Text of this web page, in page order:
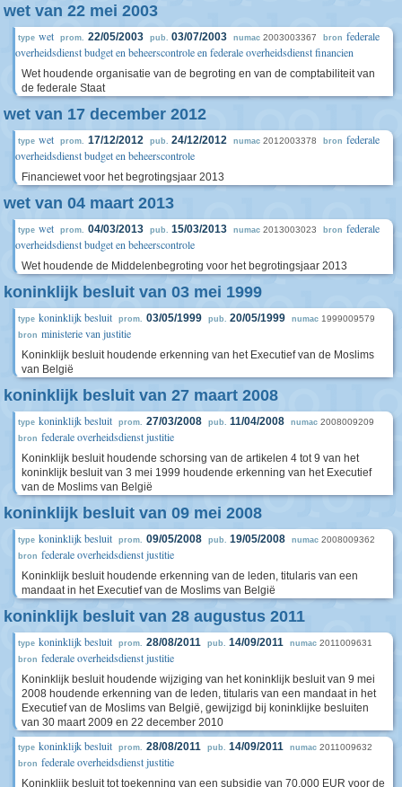
wet van 22 mei 2003
type wet prom. 22/05/2003 pub. 03/07/2003 numac 2003003367 bron federale
overheidsdienst budget en beheerscontrole en federale overheidsdienst financien
Wet houdende organisatie van de begroting en van de comptabiliteit van
de federale Staat
wet van 17 december 2012
type wet prom. 17/12/2012 pub. 24/12/2012 numac 2012003378 bron federale
overheidsdienst budget en beheerscontrole
Financiewet voor het begrotingsjaar 2013
wet van 04 maart 2013
type wet prom. 04/03/2013 pub. 15/03/2013 numac 2013003023 bron federale
overheidsdienst budget en beheerscontrole
Wet houdende de Middelenbegroting voor het begrotingsjaar 2013
koninklijk besluit van 03 mei 1999
type koninklijk besluit prom. 03/05/1999 pub. 20/05/1999 numac 1999009579
bron ministerie van justitie
Koninklijk besluit houdende erkenning van het Executief van de Moslims
van België
koninklijk besluit van 27 maart 2008
type koninklijk besluit prom. 27/03/2008 pub. 11/04/2008 numac 2008009209
bron federale overheidsdienst justitie
Koninklijk besluit houdende schorsing van de artikelen 4 tot 9 van het
koninklijk besluit van 3 mei 1999 houdende erkenning van het Executief
van de Moslims van België
koninklijk besluit van 09 mei 2008
type koninklijk besluit prom. 09/05/2008 pub. 19/05/2008 numac 2008009362
bron federale overheidsdienst justitie
Koninklijk besluit houdende erkenning van de leden, titularis van een
mandaat in het Executief van de Moslims van België
koninklijk besluit van 28 augustus 2011
type koninklijk besluit prom. 28/08/2011 pub. 14/09/2011 numac 2011009631
bron federale overheidsdienst justitie
Koninklijk besluit houdende wijziging van het koninklijk besluit van 9 mei
2008 houdende erkenning van de leden, titularis van een mandaat in het
Executief van de Moslims van België, gewijzigd bij koninklijke besluiten
van 30 maart 2009 en 22 december 2010
type koninklijk besluit prom. 28/08/2011 pub. 14/09/2011 numac 2011009632
bron federale overheidsdienst justitie
Koninklijk besluit tot toekenning van een subsidie van 70.000 EUR voor de